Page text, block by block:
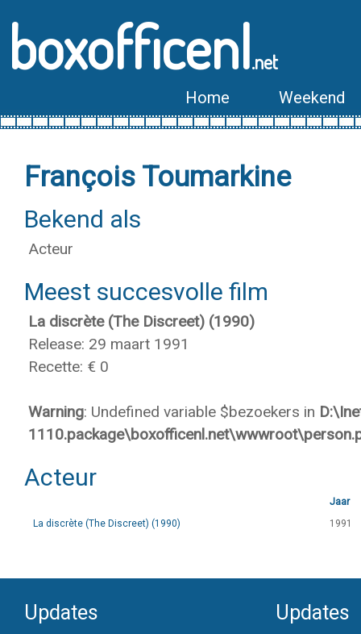
boxofficenl.net
Home Weekend
François Toumarkine
Bekend als
Acteur
Meest succesvolle film
La discrète (The Discreet) (1990)
Release: 29 maart 1991
Recette: € 0
Warning: Undefined variable $bezoekers in
Acteur
Jaar
La discrète (The Discreet) (1990)
1991
Updates Updates